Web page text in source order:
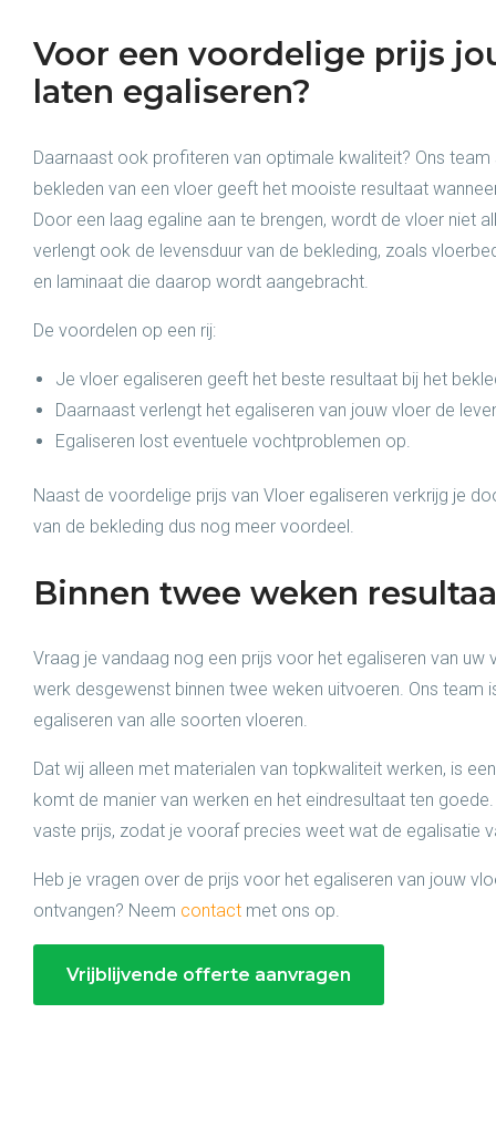
Voor een voordelige prijs
laten egaliseren?
Daarnaast ook profiteren van optimale kwaliteit? Ons
bekleden van een vloer geeft het mooiste resultaat
Door een laag egaline aan te brengen, wordt de vloer niet
verlengt ook de levensduur van de bekleding, zoals
en laminaat die daarop wordt aangebracht.
De voordelen op een rij:
Je vloer egaliseren geeft het beste resultaat bij het
Daarnaast verlengt het egaliseren van jouw vloer de
Egaliseren lost eventuele vochtproblemen op.
Naast de voordelige prijs van Vloer egaliseren verkrijg je
van de bekleding dus nog meer voordeel.
Binnen twee weken
Vraag je vandaag nog een prijs voor het egaliseren van uw
werk desgewenst binnen twee weken uitvoeren. Ons team
egaliseren van alle soorten vloeren.
Dat wij alleen met materialen van topkwaliteit werken, is
komt de manier van werken en het eindresultaat ten
vaste prijs, zodat je vooraf precies weet wat de egalisatie
Heb je vragen over de prijs voor het egaliseren van jouw
ontvangen? Neem contact met ons op.
Vrijblijvende offerte aanvragen